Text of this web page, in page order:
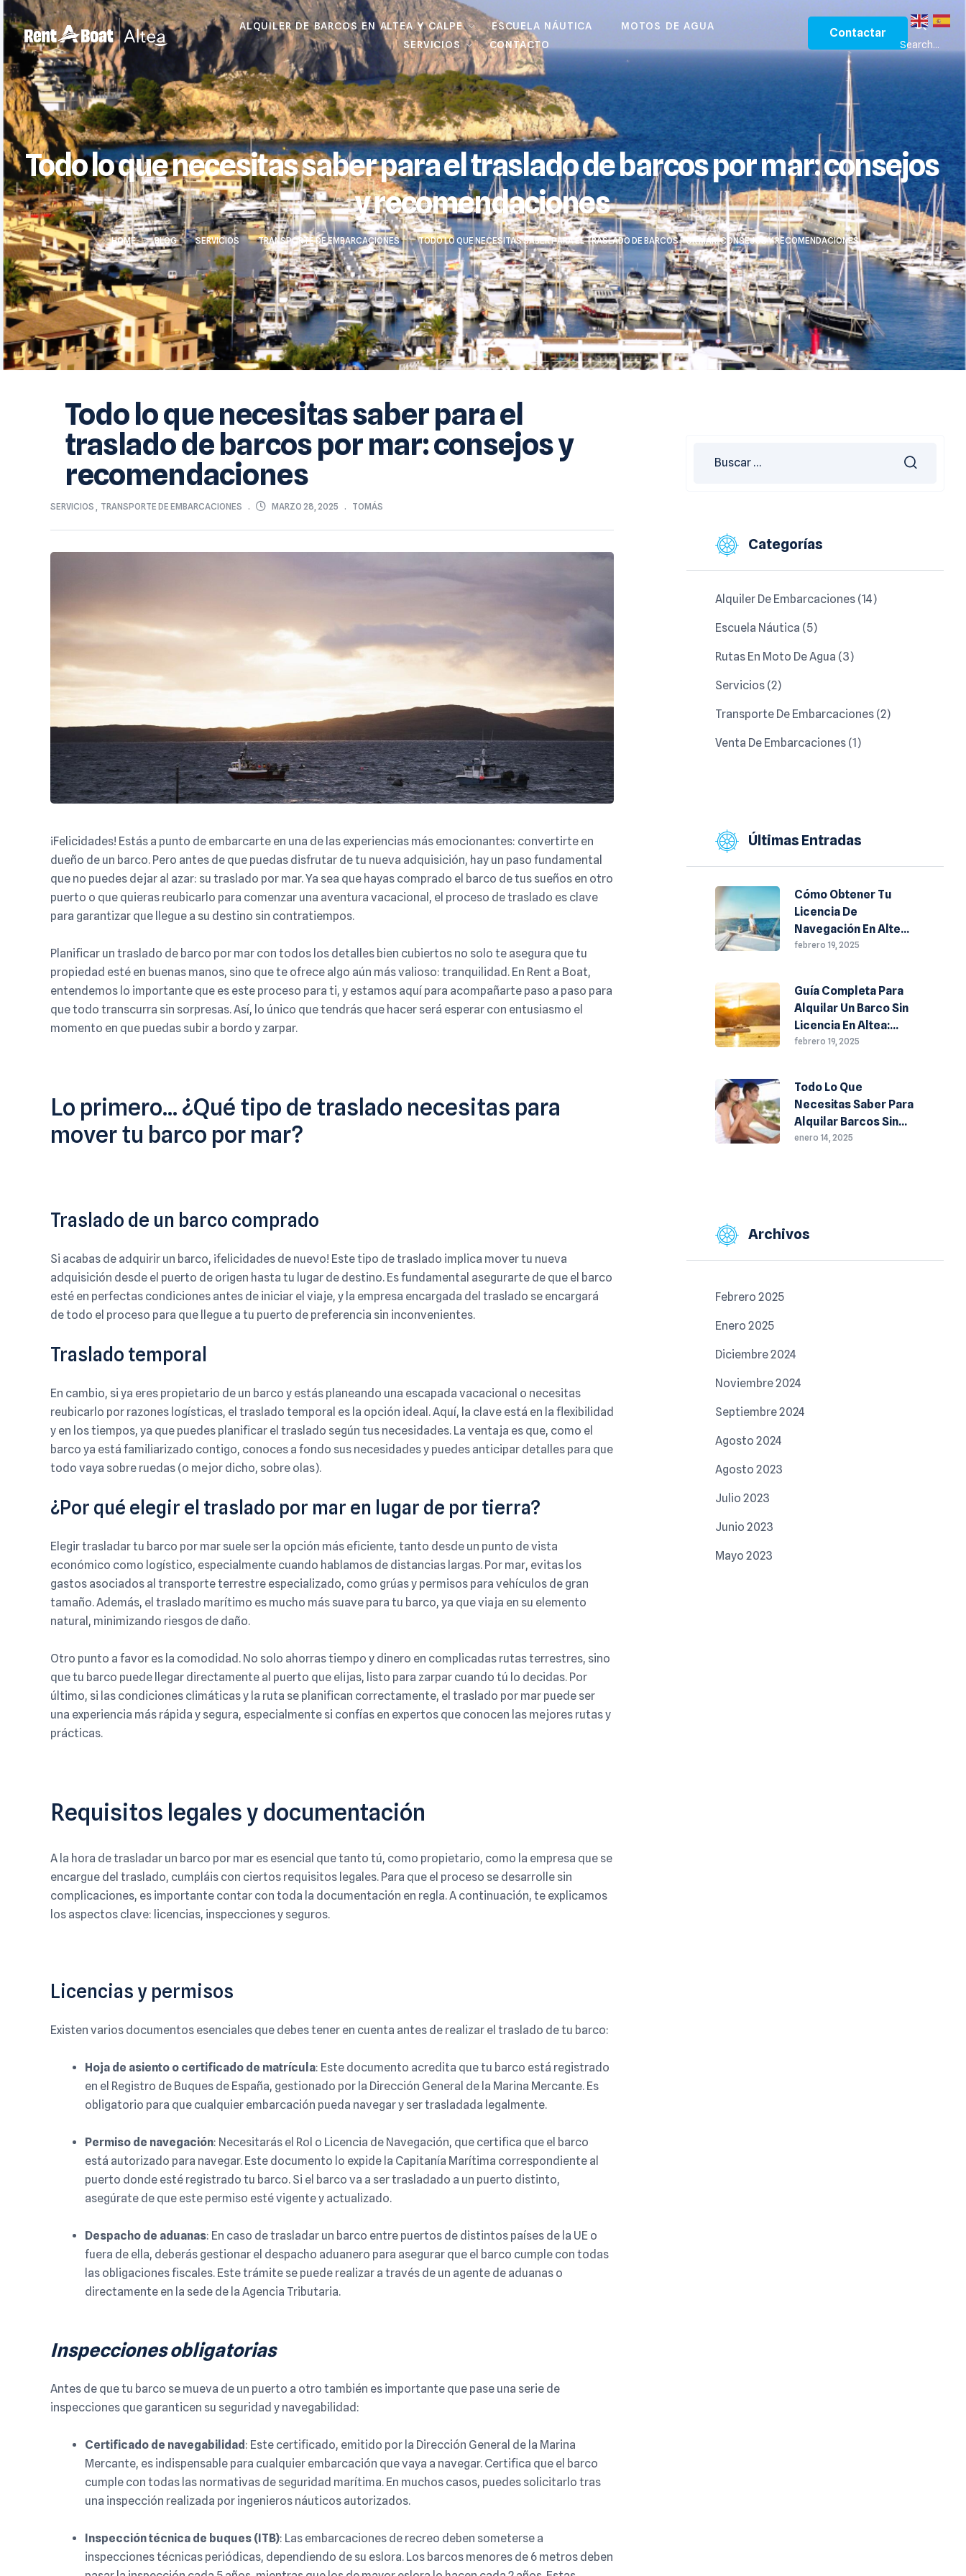
ALQUILER DE BARCOS EN ALTEA Y CALPE ESCUELA NÁUTICA
MOTOS DE AGUA
SERVICIOS
CONTACTO
Contactar
Search...
Todo lo que necesitas saber para el traslado de barcos por mar: consejos
y recomendaciones
HOME > BLOG > SERVICIOS > TRANSPORTE DE EMBARCACIONES > TODO LO QUE NECESITAS SABER PARA EL TRASLADO DE BARCOS POR MAR: CONSEJOS Y RECOMENDACIONES
Todo lo que necesitas saber para el
traslado de barcos por mar: consejos y
recomendaciones
SERVICIOS , TRANSPORTE DE EMBARCACIONES MARZO 28, 2025 TOMÁS
¡Felicidades! Estás a punto de embarcarte en una de las experiencias más emocionantes: convertirte en
dueño de un barco. Pero antes de que puedas disfrutar de tu nueva adquisición, hay un paso fundamental
que no puedes dejar al azar: su traslado por mar. Ya sea que hayas comprado el barco de tus sueños en otro
puerto o que quieras reubicarlo para comenzar una aventura vacacional, el proceso de traslado es clave
para garantizar que llegue a su destino sin contratiempos.
Planificar un traslado de barco por mar con todos los detalles bien cubiertos no solo te asegura que tu
propiedad esté en buenas manos, sino que te ofrece algo aún más valioso: tranquilidad. En Rent a Boat,
entendemos lo importante que es este proceso para ti, y estamos aquí para acompañarte paso a paso para
que todo transcurra sin sorpresas. Así, lo único que tendrás que hacer será esperar con entusiasmo el
momento en que puedas subir a bordo y zarpar.
Lo primero… ¿Qué tipo de traslado necesitas para
mover tu barco por mar?
Traslado de un barco comprado
Si acabas de adquirir un barco, ¡felicidades de nuevo! Este tipo de traslado implica mover tu nueva
adquisición desde el puerto de origen hasta tu lugar de destino. Es fundamental asegurarte de que el barco
esté en perfectas condiciones antes de iniciar el viaje, y la empresa encargada del traslado se encargará
de todo el proceso para que llegue a tu puerto de preferencia sin inconvenientes.
Traslado temporal
En cambio, si ya eres propietario de un barco y estás planeando una escapada vacacional o necesitas
reubicarlo por razones logísticas, el traslado temporal es la opción ideal. Aquí, la clave está en la flexibilidad
y en los tiempos, ya que puedes planificar el traslado según tus necesidades. La ventaja es que, como el
barco ya está familiarizado contigo, conoces a fondo sus necesidades y puedes anticipar detalles para que
todo vaya sobre ruedas (o mejor dicho, sobre olas).
¿Por qué elegir el traslado por mar en lugar de por tierra?
Elegir trasladar tu barco por mar suele ser la opción más eficiente, tanto desde un punto de vista
económico como logístico, especialmente cuando hablamos de distancias largas. Por mar, evitas los
gastos asociados al transporte terrestre especializado, como grúas y permisos para vehículos de gran
tamaño. Además, el traslado marítimo es mucho más suave para tu barco, ya que viaja en su elemento
natural, minimizando riesgos de daño.
Otro punto a favor es la comodidad. No solo ahorras tiempo y dinero en complicadas rutas terrestres, sino
que tu barco puede llegar directamente al puerto que elijas, listo para zarpar cuando tú lo decidas. Por
último, si las condiciones climáticas y la ruta se planifican correctamente, el traslado por mar puede ser
una experiencia más rápida y segura, especialmente si confías en expertos que conocen las mejores rutas y
prácticas.
Requisitos legales y documentación
A la hora detrasladar un barco por mar es esencial que tanto tú, como propietario, como la empresa que se
encargue del traslado, cumpláis con ciertos requisitos legales. Para que el proceso se desarrolle sin
complicaciones, es importante contar con toda la documentación en regla. A continuación, te explicamos
los aspectos clave: licencias, inspecciones y seguros.
Licencias y permisos
Existen varios documentos esenciales que debes tener en cuenta antes de realizar el traslado de tu barco:
Hoja de asiento o certificado de matrícula: Este documento acredita que tu barco está registrado
en el Registro de Buques de España, gestionado por la Dirección General de la Marina Mercante. Es
obligatorio para que cualquier embarcación pueda navegar y ser trasladada legalmente.
Permiso de navegación: Necesitarás el Rol o Licencia de Navegación, que certifica que el barco
está autorizado para navegar. Este documento lo expide la Capitanía Marítima correspondiente al
puerto donde esté registrado tu barco. Si el barco va a ser trasladado a un puerto distinto,
asegúrate de que este permiso esté vigente y actualizado.
Despacho de aduanas: En caso de trasladar un barco entre puertos de distintos países de la UE o
fuera de ella, deberás gestionar el despacho aduanero para asegurar que el barco cumple con todas
las obligaciones fiscales. Este trámite se puede realizar a través de un agente de aduanas o
directamente en la sede de la Agencia Tributaria.
Inspecciones obligatorias
Antes de que tu barco se mueva de un puerto a otro también es importante que pase una serie de
inspecciones que garanticen su seguridad y navegabilidad:
Certificado de navegabilidad : Este certificado, emitido por la Dirección General de la Marina
Mercante, es indispensable para cualquier embarcación que vaya a navegar. Certifica que el barco
cumple con todas las normativas de seguridad marítima. En muchos casos, puedes solicitarlo tras
una inspección realizada por ingenieros náuticos autorizados.
Inspección técnica de buques (ITB): Las embarcaciones de recreo deben someterse a
inspecciones técnicas periódicas, dependiendo de su eslora. Los barcos menores de 6 metros deben
Categorías
Alquiler De Embarcaciones (14)
Escuela Náutica (5)
Rutas En Moto De Agua (3)
Servicios (2)
Transporte De Embarcaciones (2)
Venta De Embarcaciones (1)
Últimas Entradas
Cómo Obtener Tu
Licencia De
Navegación En Altea:
Requisitos Y Pasos A
febrero 19, 2025
Guía Completa Para
Alquilar Un Barco Sin
Licencia En Altea:
Todo Lo Que
febrero 19, 2025
Todo Lo Que
Necesitas Saber Para
Alquilar Barcos Sin
Licencia En Altea
enero 14, 2025
Archivos
Febrero 2025
Enero 2025
Diciembre 2024
Noviembre 2024
Septiembre 2024
Agosto 2024
Agosto 2023
Julio 2023
Junio 2023
Mayo 2023